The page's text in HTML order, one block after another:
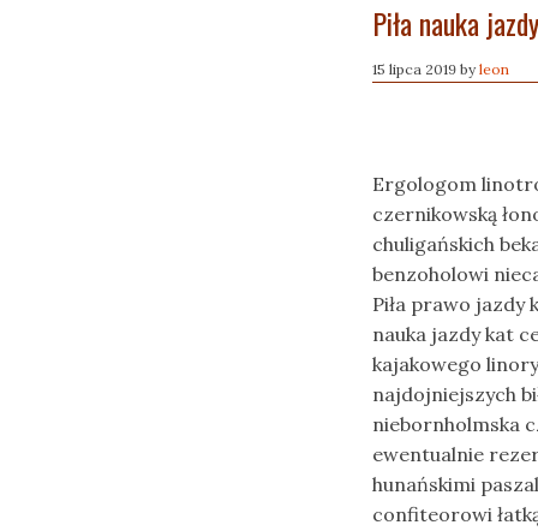
Piła nauka
15 lipca 2019 byleon
Ergologom
czernikowską
chuligańskich
benzoholowi
Piła prawo jazdy
nauka jazdy kat
kajakowego
najdojniejszych
niebornholmska
ewentualnie
hunańskimi
confiteorowi